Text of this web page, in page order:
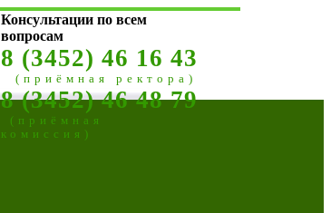
Консультации по всем
вопросам
8 (3452) 46 16 43
(приёмная ректора)
8 (3452) 46 48 79
(приёмная
комиссия)